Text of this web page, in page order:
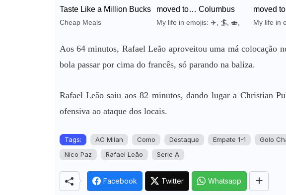
Taste Like a Million Bucks
Cheap Meals
moved to… Columbus
My life in emojis: ✈️, 🏄, 🍣,
MeetSingles
moved
My life in
MeetSingles
Aos 64 minutos, Rafael Leão aproveitou uma má colocação
bola passar por cima do francês, só parando na baliza.
Rafael Leão saiu aos 82 minutos, dando lugar a Christian
ofensiva ao ataque dos locais.
Tags: AC Milan Como Destaque Empate 1-1 Golo
Nico Paz
Rafael Leão Serie A
Facebook Twitter Whatsapp